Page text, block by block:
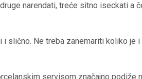
narendati, treće sitno iseckati a
slično. Ne treba zanemariti koliko je
servisom značajno podiže